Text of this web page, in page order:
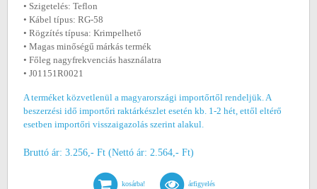
• Szigetelés: Teflon
• Kábel típus: RG-58
• Rögzítés típusa: Krimpelhető
• Magas minőségű márkás termék
• Főleg nagyfrekvenciás használatra
• J01151R0021
A terméket közvetlenül a magyarországi importőrtől rendeljük. A
beszerzési idő importőri raktárkészlet esetén kb. 1-2 hét, ettől eltérő
esetben importőri visszaigazolás szerint alakul.
Bruttó ár: 3.256,- Ft (Nettó ár: 2.564,- Ft)
kosárba! árfigyelés